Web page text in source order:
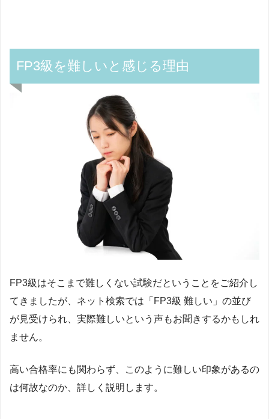
FP3級を難しいと感じる理由
FP3級はそこまで難しくない試験だということをご紹介し
てきましたが、ネット検索では「FP3級 難しい」の並び
が見受けられ、実際難しいという声もお聞きするかもしれ
ません。
高い合格率にも関わらず、このように難しい印象があるの
は何故なのか、詳しく説明します。